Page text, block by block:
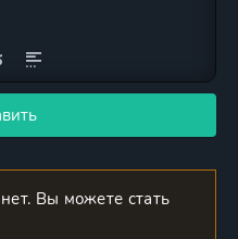
Вы можете стать